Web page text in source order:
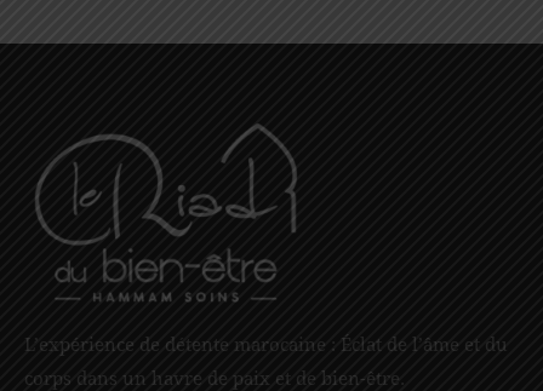
L’expérience de détente marocaine : Éclat de l’âme et du
corps dans un havre de paix et de bien-être.